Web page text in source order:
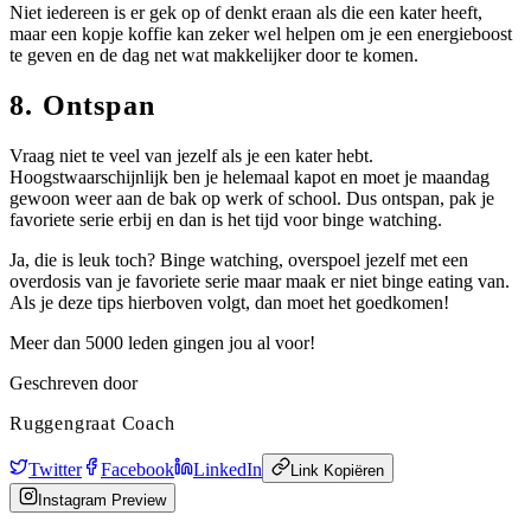
Niet iedereen is er gek op of denkt eraan als die een kater heeft,
maar een kopje koffie kan zeker wel helpen om je een energieboost
te geven en de dag net wat makkelijker door te komen.
8. Ontspan
Vraag niet te veel van jezelf als je een kater hebt.
Hoogstwaarschijnlijk ben je helemaal kapot en moet je maandag
gewoon weer aan de bak op werk of school. Dus ontspan, pak je
favoriete serie erbij en dan is het tijd voor binge watching.
Ja, die is leuk toch? Binge watching, overspoel jezelf met een
overdosis van je favoriete serie maar maak er niet binge eating van.
Als je deze tips hierboven volgt, dan moet het goedkomen!
Meer dan 5000 leden gingen jou al voor!
Geschreven door
Ruggengraat Coach
Twitter Facebook LinkedIn
Link Kopiëren
Instagram Preview